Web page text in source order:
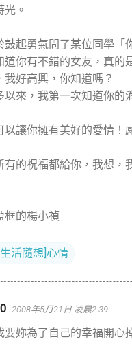
。
鼓起勇氣問了某位同學「
道你有不錯的女友，真的
我好高興，你知道嗎？
以來，我第一次知道你的
以讓你擁有美好的愛情！
有的祝福都給你，我想，
框的楊小禎
活隨想]心情
2008年5月21日 凌晨2:39
要妳為了自己的幸福開心